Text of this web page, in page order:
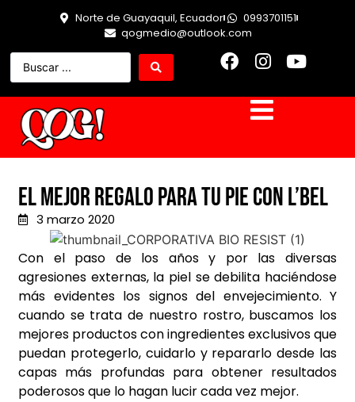
Norte de Guayaquil, Ecuador
0993701151
qogmedio@outlook.com
EL MEJOR REGALO PARA TU PIE CON L’BEL
3 marzo 2020
Con el paso de los años y por las diversas
agresiones externas, la piel se debilita haciéndose
más evidentes los signos del envejecimiento. Y
cuando se trata de nuestro rostro, buscamos los
mejores productos con ingredientes exclusivos que
puedan protegerlo, cuidarlo y repararlo desde las
capas más profundas para obtener resultados
poderosos que lo hagan lucir cada vez mejor.